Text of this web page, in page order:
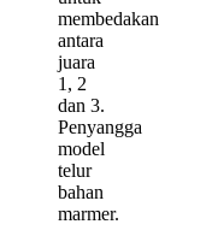
membedakan
antara
juara
1, 2
dan 3.
Penyangga
model
telur
bahan
marmer.